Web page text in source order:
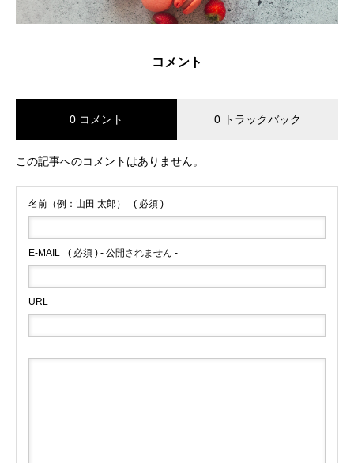
コメント
0 コメント 0 トラックバック
この記事へのコメントはありません。
名前（例：山田 太郎） ( 必須 )
E-MAIL ( 必須 ) - 公開されません -
URL